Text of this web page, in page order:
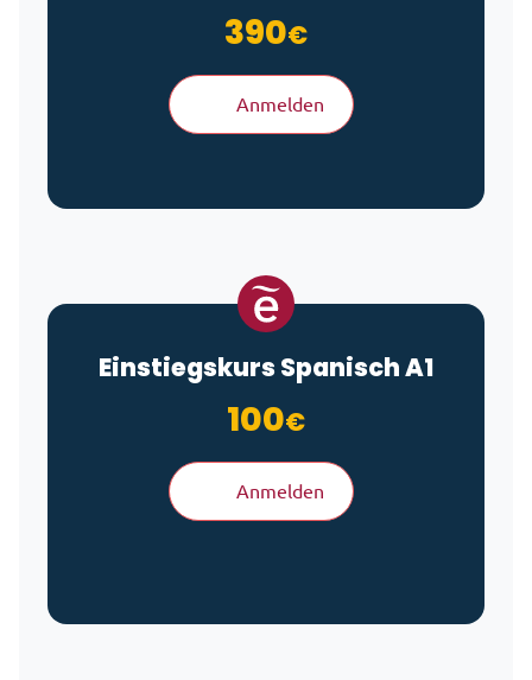
390€
Anmelden
Einstiegskurs Spanisch A1
100€
Anmelden